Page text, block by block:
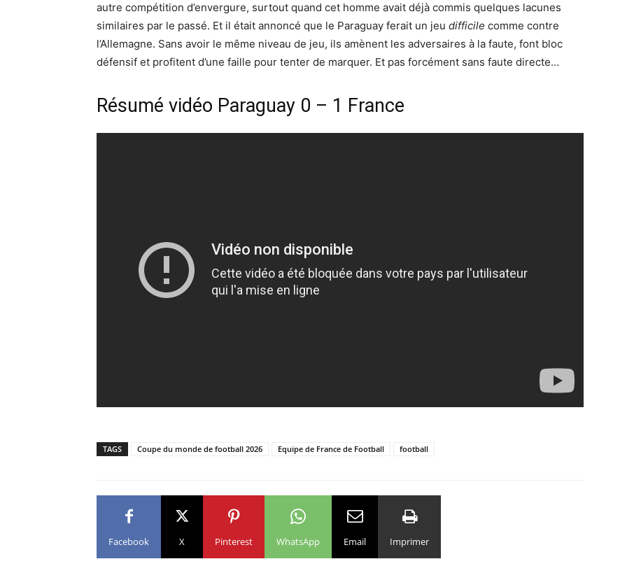
autre compétition d’envergure, surtout quand cet homme avait déjà commis quelques lacunes
similaires par le passé. Et il était annoncé que le Paraguay ferait un jeu difficile comme contre
l’Allemagne. Sans avoir le même niveau de jeu, ils amènent les adversaires à la faute, font bloc
défensif et profitent d’une faille pour tenter de marquer. Et pas forcément sans faute directe…
Résumé vidéo Paraguay 0 – 1 France
TAGS Coupe du monde de football 2026 Equipe de France de Football football
Facebook X Pinterest WhatsApp Email Imprimer